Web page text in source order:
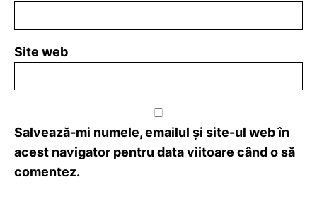
Site web
Salvează-mi numele, emailul și site-ul web în
acest navigator pentru data viitoare când o să
comentez.